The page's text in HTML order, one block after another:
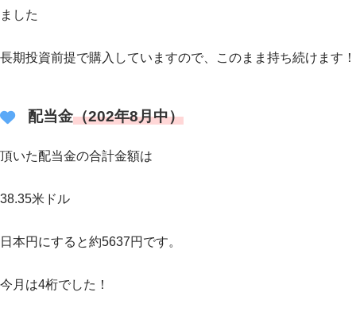
ました
長期投資前提で購入していますので、このまま持ち続けます！
配当金（202年8月中）
頂いた配当金の合計金額は
38.35米ドル
日本円にすると約5637円です。
今月は4桁でした！